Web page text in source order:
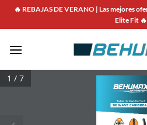
Saltar
conteúdo
🔥 REBAJAS DE VERANO | Las mejores
Elite Fit 🔥
BE WAVE
ÁƏƫǼƏƳƺ ̈ƏƳƳǼƺ³ɖȸǔ
1 / 7